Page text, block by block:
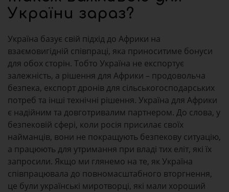
України зараз?
Україна базує свій підхід до Африки на
взаємовигідній співпраці, яка приноситиме бонуси
для обох сторін. Тобто Україна не експортує
залежність, а рішення для Африки – продовольча
безпека, експорт дронів для сільськогосподарських
потреб та інші технічні рішення. Україна для Африки
є надійним та довготривалим партнером. До слова, у
безпековій сфері, коли росія присилає своїх
найманців, вони не покращують безпекову ситуацію,
а працюють для утримання при владі тих еліт, які їх
запросили. Якщо ми глянемо на те, як Україна
співпрацювала до повномасштабного вторгнення,
це були українські миротворці, які мали хороший